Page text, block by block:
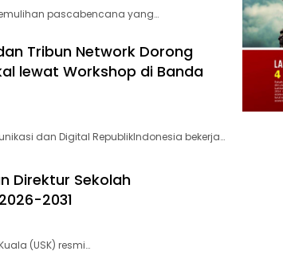
pascabencana yang…
Tribun Network Dorong
lewat Workshop di Banda
dan Digital RepublikIndonesia bekerja…
Direktur Sekolah
2031
(USK) resmi…